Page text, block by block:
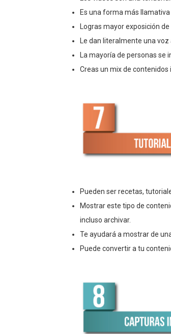
Es una forma más
Logras mayor exposición
Le dan literalmente una
La mayoría de personas se
Creas un mix de
Pueden ser recetas,
Mostrar este tipo de
incluso archivar.
Te ayudará a mostrar de
Puede convertir a tu